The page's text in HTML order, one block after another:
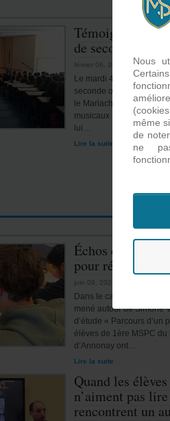
Témoignage pour
de seconde
février 06, 2025
Le mardi 4 février 2025,
seconde ont assisté au
le Mariachi, un artiste
musicaux : batteur,
lui…
Lire la suite
Échos du passé,
pour résister
juin 09, 2026
Dans le cadre d’un
mené autour de Simone
d’étude « Parcours d’un
élèves de 1ère MSPC
d’Annonay ont…
Lire la suite
Quand les
n’aiment pas
rencontrent un
Nous
même
de
ne